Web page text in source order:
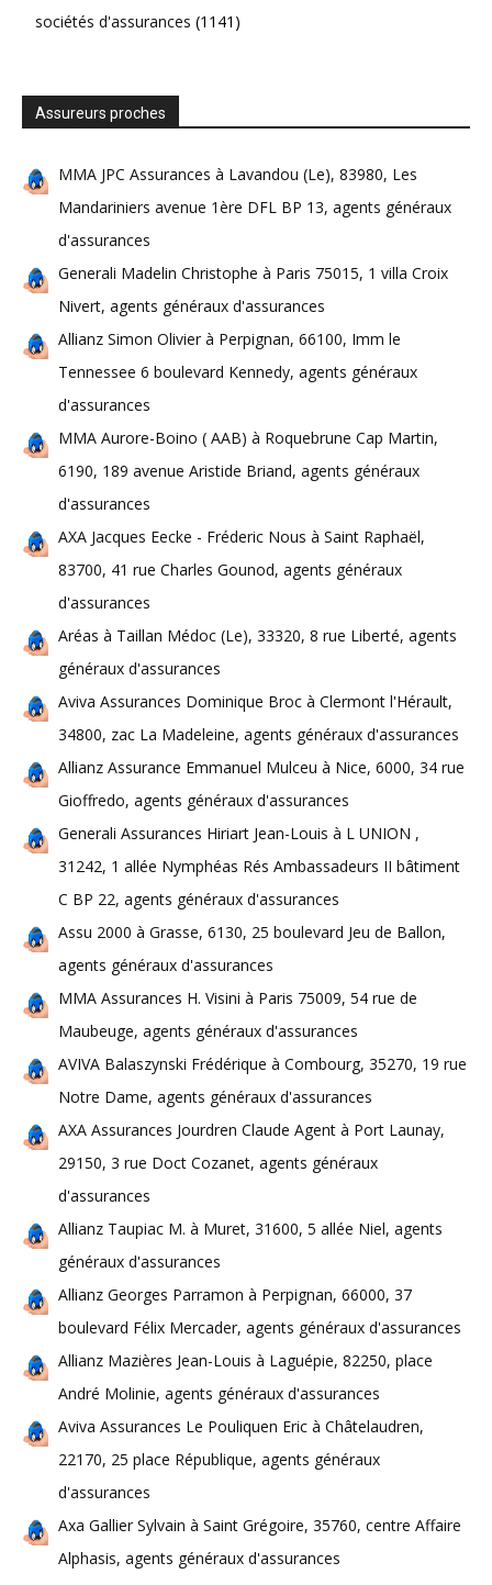
sociétés d'assurances (1141)
Assureurs proches
MMA JPC Assurances à Lavandou (Le), 83980, Les
Mandariniers avenue 1ère DFL BP 13, agents généraux
d'assurances
Generali Madelin Christophe à Paris 75015, 1 villa Croix
Nivert, agents généraux d'assurances
Allianz Simon Olivier à Perpignan, 66100, Imm le
Tennessee 6 boulevard Kennedy, agents généraux
d'assurances
MMA Aurore-Boino ( AAB) à Roquebrune Cap Martin,
6190, 189 avenue Aristide Briand, agents généraux
d'assurances
AXA Jacques Eecke - Fréderic Nous à Saint Raphaël,
83700, 41 rue Charles Gounod, agents généraux
d'assurances
Aréas à Taillan Médoc (Le), 33320, 8 rue Liberté, agents
généraux d'assurances
Aviva Assurances Dominique Broc à Clermont l'Hérault,
34800, zac La Madeleine, agents généraux d'assurances
Allianz Assurance Emmanuel Mulceu à Nice, 6000, 34 rue
Gioffredo, agents généraux d'assurances
Generali Assurances Hiriart Jean-Louis à L UNION ,
31242, 1 allée Nymphéas Rés Ambassadeurs II bâtiment
C BP 22, agents généraux d'assurances
Assu 2000 à Grasse, 6130, 25 boulevard Jeu de Ballon,
agents généraux d'assurances
MMA Assurances H. Visini à Paris 75009, 54 rue de
Maubeuge, agents généraux d'assurances
AVIVA Balaszynski Frédérique à Combourg, 35270, 19 rue
Notre Dame, agents généraux d'assurances
AXA Assurances Jourdren Claude Agent à Port Launay,
29150, 3 rue Doct Cozanet, agents généraux
d'assurances
Allianz Taupiac M. à Muret, 31600, 5 allée Niel, agents
généraux d'assurances
Allianz Georges Parramon à Perpignan, 66000, 37
boulevard Félix Mercader, agents généraux d'assurances
Allianz Mazières Jean-Louis à Laguépie, 82250, place
André Molinie, agents généraux d'assurances
Aviva Assurances Le Pouliquen Eric à Châtelaudren,
22170, 25 place République, agents généraux
d'assurances
Axa Gallier Sylvain à Saint Grégoire, 35760, centre Affaire
Alphasis, agents généraux d'assurances